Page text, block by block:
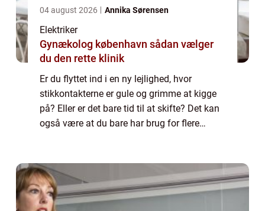
04 august 2026 Annika Sørensen
Elektriker
Gynækolog københavn sådan vælger
du den rette klinik
Er du flyttet ind i en ny lejlighed, hvor
stikkontakterne er gule og grimme at kigge
på? Eller er det bare tid til at skifte? Det kan
også være at du bare har brug for flere